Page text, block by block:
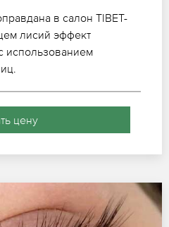
в салон TIBET-
лисий эффект
использованием
цену